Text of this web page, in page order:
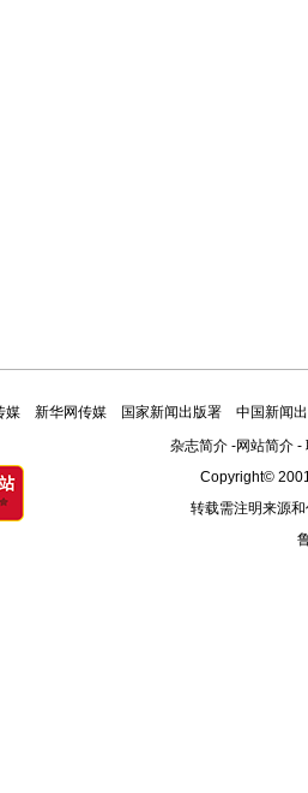
媒 新华网传媒 国家新闻出版署
中国新闻
杂志简介-网站简介-
Copyright©
转载需注明来源